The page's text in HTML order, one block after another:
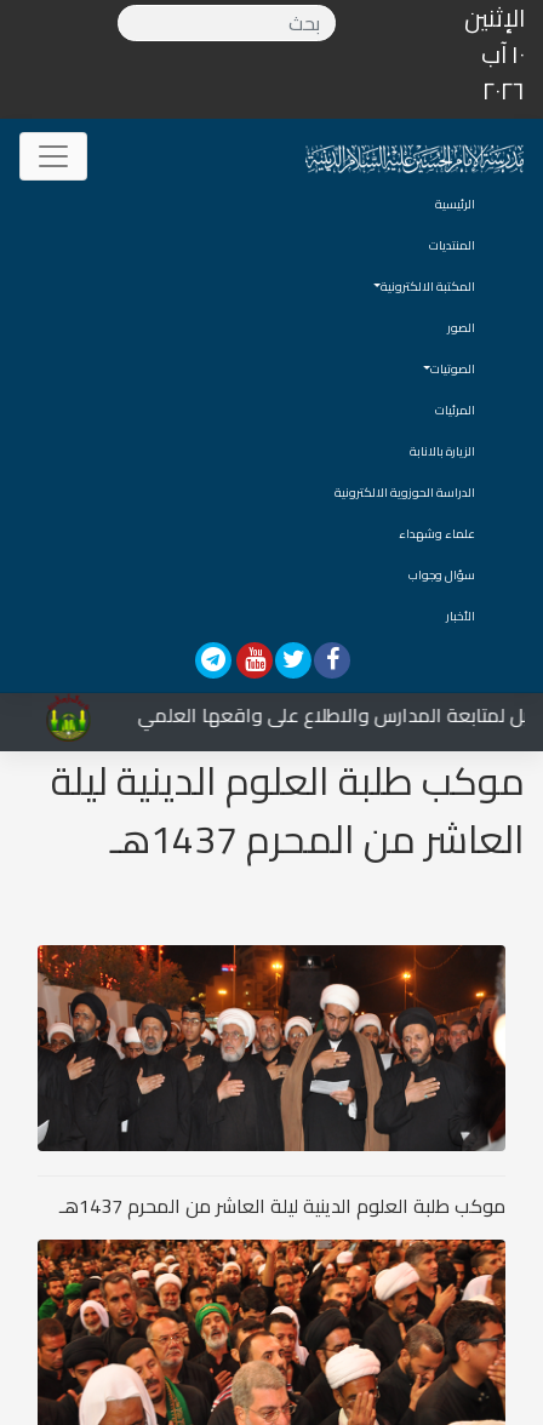
الإثنين
١٠ آب
٢٠٢٦
الرئيسية
المنتديات
المكتبة الالكترونية
الصور
الصوتيات
المرئيات
الزيارة بالانابة
الدراسة الحوزوية الالكترونية
علماء وشهداء
سؤال وجواب
الأخبار
والاطلاع على واقعها العلمي شعبة المدارس
موكب طلبة العلوم الدينية ليلة
العاشر من المحرم 1437هـ
موكب طلبة العلوم الدينية ليلة العاشر من المحرم 1437هـ